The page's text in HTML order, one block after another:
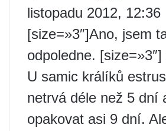
listopadu 2012, 12:36
[size=»3″]Ano, jsem
odpoledne. [size=»3″]
U samic králíků
netrvá déle než 5 dní
opakovat asi 9 dní.